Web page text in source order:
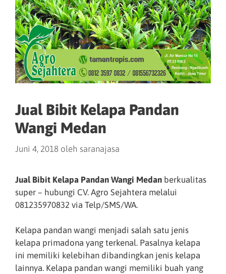
Jual Bibit Kelapa Pandan
Wangi Medan
Juni 4, 2018 oleh saranajasa
Jual Bibit Kelapa Pandan Wangi Medan berkualitas
super – hubungi CV. Agro Sejahtera melalui
081235970832 via Telp/SMS/WA.
Kelapa pandan wangi menjadi salah satu jenis
kelapa primadona yang terkenal. Pasalnya kelapa
ini memiliki kelebihan dibandingkan jenis kelapa
lainnya. Kelapa pandan wangi memiliki buah yang